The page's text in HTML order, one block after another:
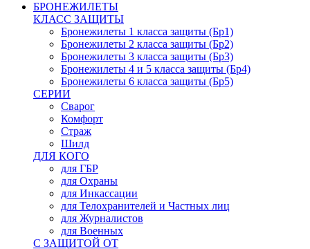
БРОНЕЖИЛЕТЫ
КЛАСС ЗАЩИТЫ
Бронежилеты 1 класса защиты (Бр1)
Бронежилеты 2 класса защиты (Бр2)
Бронежилеты 3 класса защиты (Бр3)
Бронежилеты 4 и 5 класса защиты (Бр4)
Бронежилеты 6 класса защиты (Бр5)
СЕРИИ
Сварог
Комфорт
Страж
Шилд
ДЛЯ КОГО
для ГБР
для Охраны
для Инкассации
для Телохранителей и Частных лиц
для Журналистов
для Военных
С ЗАЩИТОЙ ОТ